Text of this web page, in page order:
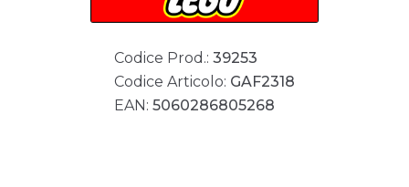
Codice Prod.: 39253
Codice Articolo: GAF2318
EAN: 5060286805268